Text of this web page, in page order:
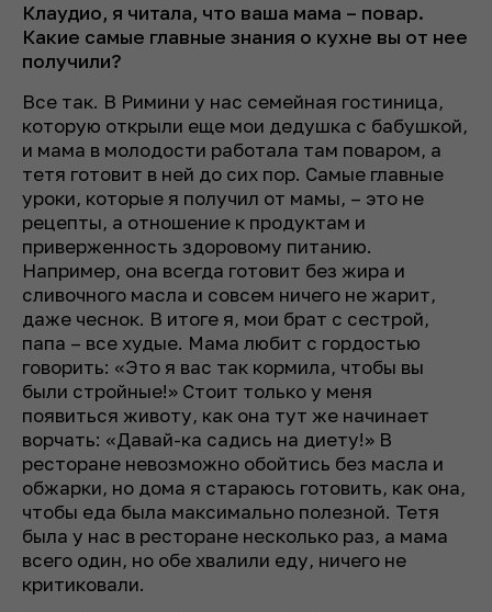
Клаудио, я читала, что ваша мама – повар.
Какие самые главные знания о кухне вы от нее
получили?
Все так. В Римини у нас семейная гостиница,
которую открыли еще мои дедушка с бабушкой,
и мама в молодости работала там поваром, а
тетя готовит в ней до сих пор. Самые главные
уроки, которые я получил от мамы, – это не
рецепты, а отношение к продуктам и
приверженность здоровому питанию.
Например, она всегда готовит без жира и
сливочного масла и совсем ничего не жарит,
даже чеснок. В итоге я, мои брат с сестрой,
папа – все худые. Мама любит с гордостью
говорить: «Это я вас так кормила, чтобы вы
были стройные!» Стоит только у меня
появиться животу, как она тут же начинает
ворчать: «Давай-ка садись на диету!» В
ресторане невозможно обойтись без масла и
обжарки, но дома я стараюсь готовить, как она,
чтобы еда была максимально полезной. Тетя
была у нас в ресторане несколько раз, а мама
всего один, но обе хвалили еду, ничего не
критиковали.